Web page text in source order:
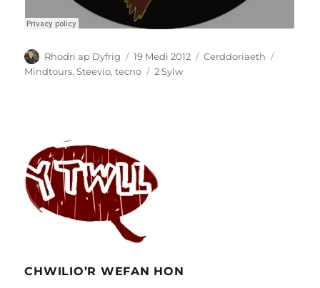
Awdur
Rhodri ap Dyfrig
Cofnodwyd
ar
19 Medi 2012 Categorïau
Cerddoriaeth
Mindtours,Steevio,tecno 2 Sylwar
CHWILIO’R WEFAN HON